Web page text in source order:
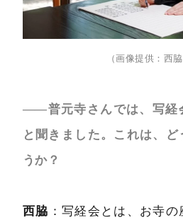
（画像提供：西脇
――普元寺さんでは、写経
と聞きました。これは、ど
うか？
西脇 ：写経会とは、お寺